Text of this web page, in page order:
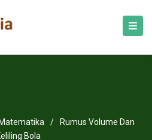
Matematika /
Rumus Volume Dan
Bola